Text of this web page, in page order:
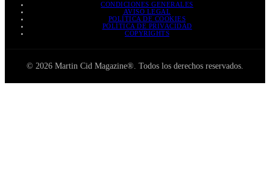
CONDICIONES GENERALES
AVISO LEGAL
POLÍTICA DE COOKIES
POLÍTICA DE PRIVACIDAD
COPYRIGHTS
© 2026 Martin Cid Magazine®. Todos los derechos reservados.